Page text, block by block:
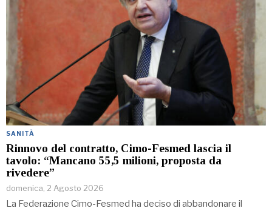
SANITÀ
Rinnovo del contratto, Cimo-Fesmed lascia il
tavolo: “Mancano 55,5 milioni, proposta da
rivedere”
domenica, 2 Agosto 2026
La Federazione Cimo-Fesmed ha deciso di abbandonare il